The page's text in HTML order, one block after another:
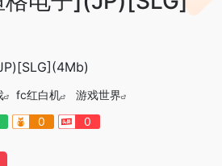
fc红白机
游戏世界
0 0